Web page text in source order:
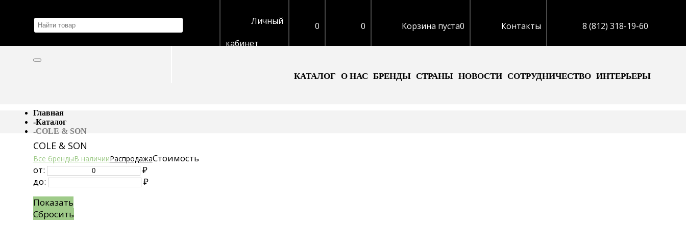
Личный
кабинет
0 0 Корзина пуста0 Контакты 8 (812) 318-19-60
КАТАЛОГ О НАС БРЕНДЫ СТРАНЫ НОВОСТИ СОТРУДНИЧЕСТВО ИНТЕРЬЕРЫ
Главная
-Каталог
-COLE & SON
COLE & SON
Все брендыВ наличииРаспродажаСтоимость
от:
₽
до:
₽
Показать
Сбросить